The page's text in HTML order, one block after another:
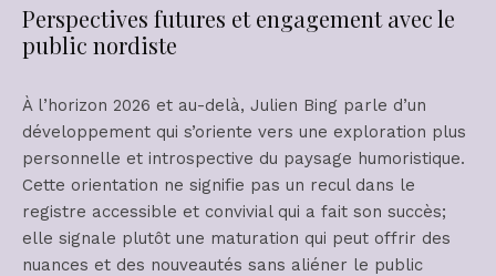
Perspectives futures et engagement avec le
public nordiste
À l’horizon 2026 et au-delà, Julien Bing parle d’un
développement qui s’oriente vers une exploration plus
personnelle et introspective du paysage humoristique.
Cette orientation ne signifie pas un recul dans le
registre accessible et convivial qui a fait son succès;
elle signale plutôt une maturation qui peut offrir des
nuances et des nouveautés sans aliéner le public